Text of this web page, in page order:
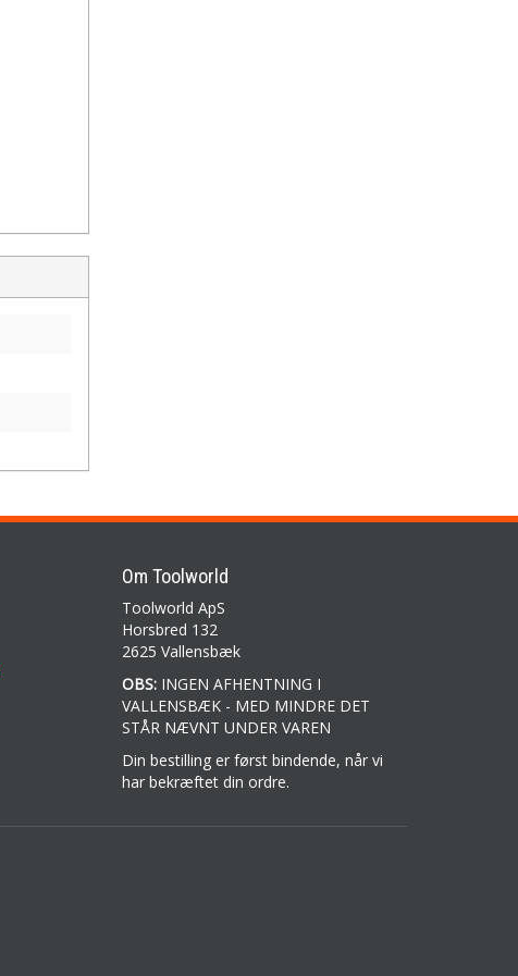
Om Toolworld
Toolworld ApS
Horsbred 132
2625 Vallensbæk
OBS:INGEN AFHENTNING I
VALLENSBÆK - MED MINDRE DET
STÅR NÆVNT UNDER VAREN
Din bestilling er først bindende, når vi
har bekræftet din ordre.